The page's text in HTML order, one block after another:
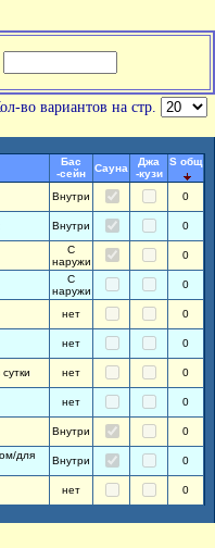
во вариантов на стр.
Бас
-сейн
Сауна
Джа
-кузи
S общ
Внутри 0
Внутри 0
С
наружи
0
С
наружи
0
нет 0
нет 0
нет 0
нет 0
Внутри 0
для
Внутри 0
нет 0